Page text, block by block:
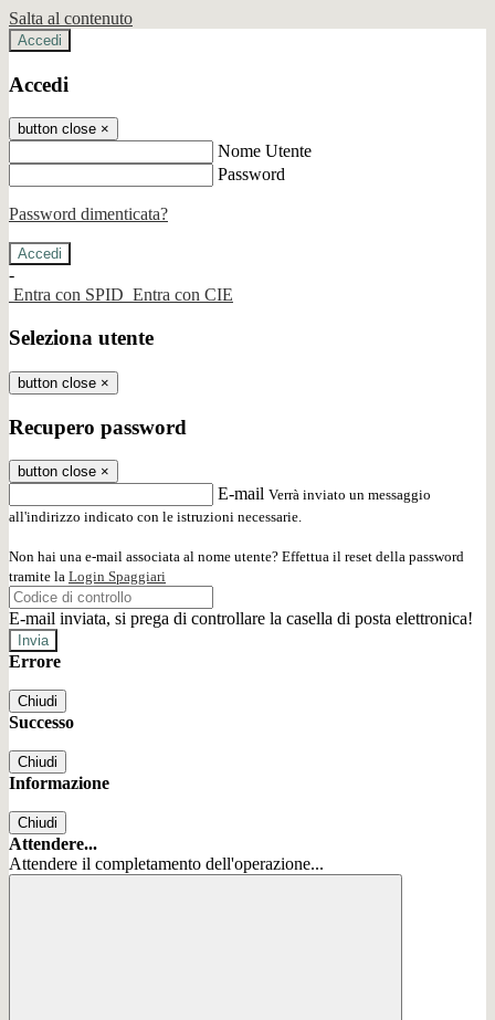
Salta al contenuto
Accedi
Accedi
button close ×
Nome Utente
Password
Password dimenticata?
-
Entra con SPID Entra con CIE
Seleziona utente
button close ×
Recupero password
button close ×
E-mail Verrà inviato un messaggio
all'indirizzo indicato con le istruzioni necessarie.
Non hai una e-mail associata al nome utente? Effettua il reset della password
tramite la Login Spaggiari
E-mail inviata, si prega di controllare la casella di posta elettronica!
Errore
Chiudi
Successo
Chiudi
Informazione
Chiudi
Attendere...
Attendere il completamento dell'operazione...